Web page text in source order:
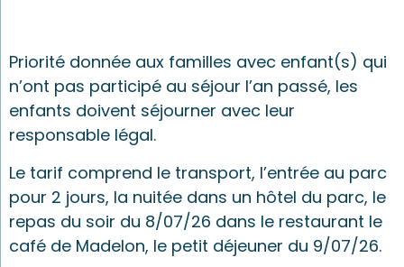
Priorité donnée aux familles avec enfant(s) qui
n’ont pas participé au séjour l’an passé, les
enfants doivent séjourner avec leur
responsable légal.
Le tarif comprend le transport, l’entrée au parc
pour 2 jours, la nuitée dans un hôtel du parc, le
repas du soir du 8/07/26 dans le restaurant le
café de Madelon, le petit déjeuner du 9/07/26.